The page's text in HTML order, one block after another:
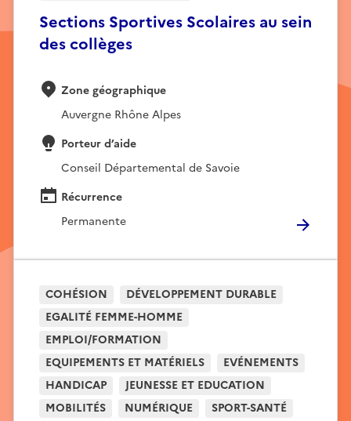
Sections Sportives Scolaires au sein
des collèges
Zone géographique
Auvergne Rhône Alpes
Porteur d’aide
Conseil Départemental de Savoie
Récurrence
Permanente
COHÉSION
DÉVELOPPEMENT DURABLE
EGALITÉ FEMME-HOMME
EMPLOI/FORMATION
EQUIPEMENTS ET MATÉRIELS
EVÉNEMENTS
HANDICAP
JEUNESSE ET EDUCATION
MOBILITÉS
NUMÉRIQUE
SPORT-SANTÉ